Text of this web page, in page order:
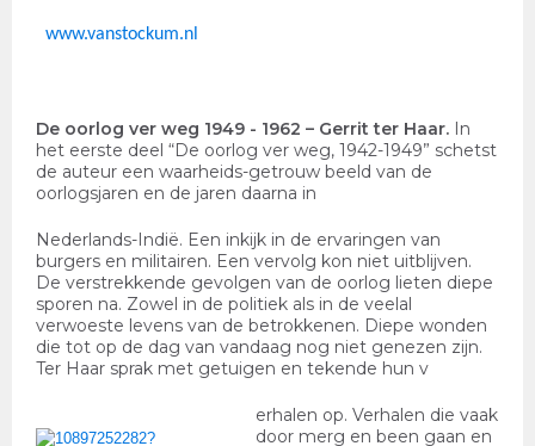
www.vanstockum.nl
De oorlog ver weg 1949 - 1962 – Gerrit ter Haar. In
het eerste deel “De oorlog ver weg, 1942-1949” schetst
de auteur een waarheids-getrouw beeld van de
oorlogsjaren en de jaren daarna in
Nederlands-Indië. Een inkijk in de ervaringen van
burgers en militairen. Een vervolg kon niet uitblijven.
De verstrekkende gevolgen van de oorlog lieten diepe
sporen na. Zowel in de politiek als in de veelal
verwoeste levens van de betrokkenen. Diepe wonden
die tot op de dag van vandaag nog niet genezen zijn.
Ter Haar sprak met getuigen en tekende hun v
erhalen op. Verhalen die vaak
door merg en been gaan en